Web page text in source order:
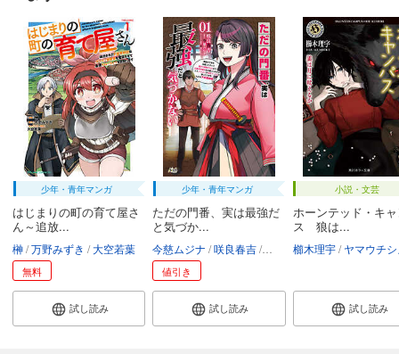
少年・青年マンガ
はじまりの町の育て屋さ
ん～追放...
榊 万野みずき 大空若葉
無料
試し読み
少年・青年マンガ
ただの門番、実は最強だ
と気づか...
今慈ムジナ 咲良春吉 竹花ノート
値引き
試し読み
小説・文芸
ホーンテッド・キ
ス 狼は...
櫛木理宇 ヤマウチ
試し読み